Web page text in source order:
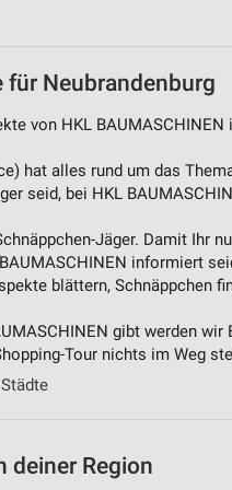
für Neubrandenburg
von HKL BAUMASCHINEN
hat alles rund um das
seid, bei HKL
Jäger. Damit Ihr
informiert
blättern, Schnäppchen
gibt werden
Tour nichts im Weg
deiner Region